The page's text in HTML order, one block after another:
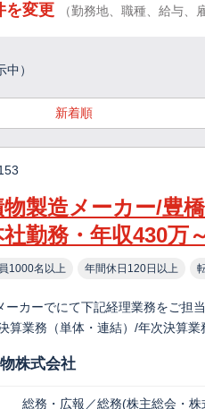
を変更 （勤務地、職種、給与
）
新着順
物製造メーカー/豊
社勤務・年収430万
1000名以上 年間休日120日以上
ーカーでにて下記経理業務をご担
算業務（単体・連結）/年次決算
株式会社
総務・広報／総務(株主総会・株